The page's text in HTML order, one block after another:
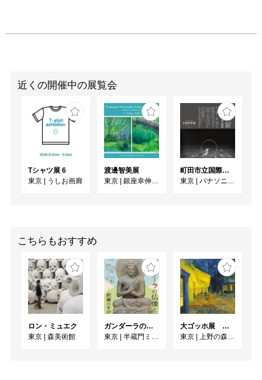
近くの開催中の展覧会
Tシャツ展 6
東京
うしお画廊
渡邊智美展
東京
銀座幸伸ギャラリー
町田市立国際版画美術館所蔵 長谷川潔展 ーパリに生きた銅版画家の軌跡
東京
パナソニック汐留美術館
こちらもおすすめ
ロン・ミュエク
東京
森美術館
ガンダーラの仏像と仏伝ー釈尊のすがたー
東京
半蔵門ミュージアム
大ゴッホ展 夜のカフェテラス
東京
上野の森美術館